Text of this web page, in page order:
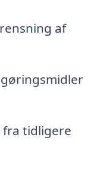
af
fra tidligere